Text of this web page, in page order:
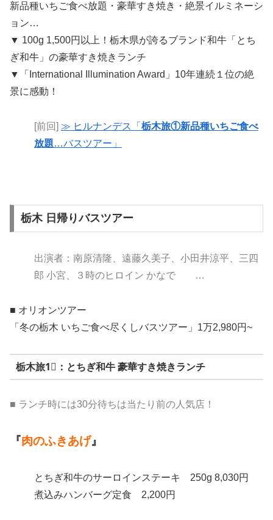
新品種いちご食べ放題・豪華すき焼き・絶景イルミネーシ
ョン…
▼ 100g 1,500円以上！栃木県が誇るブランド和牛「とち
ぎ和牛」の豪華すき焼きランチ
▼「International Illumination Award」10年連続１位の絶
景に感動！
[前回] ≫ ヒルナンデス「 栃木旅①新品種いちご食べ
放題…バスツアー」
栃木 日帰りバスツアー
出演者：南原清隆、遠藤久美子、小田井涼平、三四
郎 小宮、３時のヒロイン かなで …
■ オリオンツアー
「冬の栃木 いちご食べ尽くしバスツアー」1万2,980円~
栃木旅1⃣：とちぎ和牛 豪華すき焼きランチ
■ ランチ時には30分待ちは当たり前の人気店！
『肉のふきあげ』
とちぎ和牛のサーロインステーキ 250g 8,030円
煮込みハンバーグ定食 2,200円